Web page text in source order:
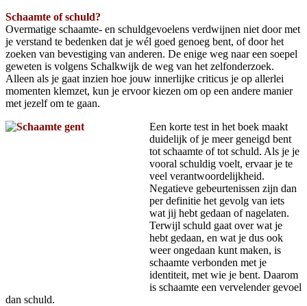
Schaamte of schuld?
Overmatige schaamte- en schuldgevoelens verdwijnen niet door met
je verstand te bedenken dat je wél goed genoeg bent, of door het
zoeken van bevestiging van anderen. De enige weg naar een soepel
geweten is volgens Schalkwijk de weg van het zelfonderzoek.
Alleen als je gaat inzien hoe jouw innerlijke criticus je op allerlei
momenten klemzet, kun je ervoor kiezen om op een andere manier
met jezelf om te gaan.
Een korte test in het boek maakt
duidelijk of je meer geneigd bent
tot schaamte of tot schuld. Als je je
vooral schuldig voelt, ervaar je te
veel verantwoordelijkheid.
Negatieve gebeurtenissen zijn dan
per definitie het gevolg van iets
wat jij hebt gedaan of nagelaten.
Terwijl schuld gaat over wat je
hebt gedaan, en wat je dus ook
weer ongedaan kunt maken, is
schaamte verbonden met je
identiteit, met wie je bent. Daarom
is schaamte een vervelender gevoel
dan schuld.